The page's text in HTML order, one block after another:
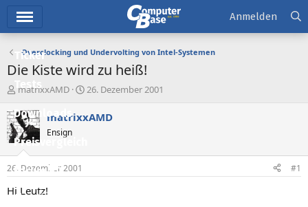
Ticker
Tests
Downloads
Preisvergleich
Forum
Aktuelles
Anmelden
Overclocking und Undervolting von Intel-Systemen
Die Kiste wird zu heiß!
E
s
t
e
e
matrixxAMD
E
s
t
26. Dezember 2001
matrixxAMD
Ensign
26. Dezember 2001 #1
Hi Leutz!